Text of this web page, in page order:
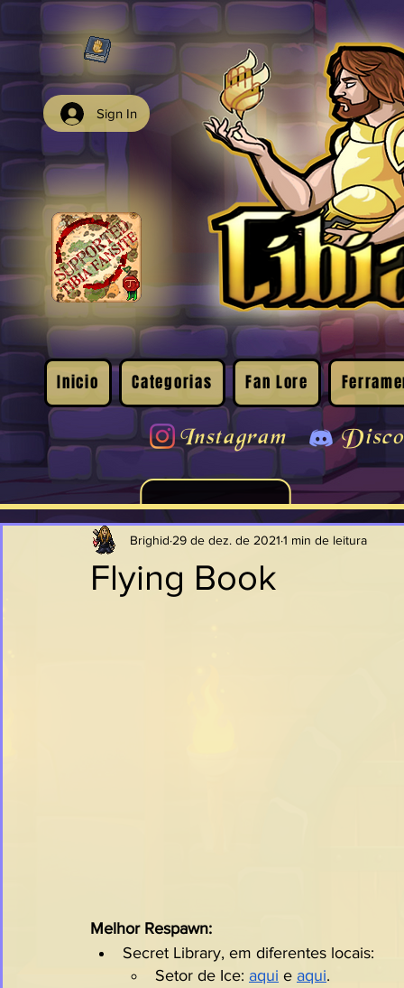
Sign In
Inicio Categorias Fan Lore
Instagram
Flying Book
Brighid 29 de dez. de 2021 1 min de leitura
Melhor Respawn:
Secret Library, em diferentes locais:
Setor de Ice: aqui e aqui.